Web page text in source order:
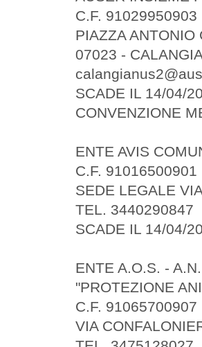
C.F. 91029950903
PIAZZA ANTONIO
07023 -
SCADE IL 14/04/
CONVENZIONE
ENTE AVIS
C.F. 91016500901
SEDE LEGALE
TEL. 3440290847
SCADE IL 14/04/
ENTE A.O.S. -
"PROTEZIONE
C.F. 91065700907
VIA